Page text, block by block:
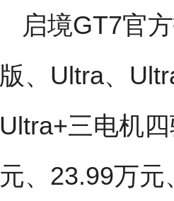
启境GT7官
版、Ultra、
Ultra+三电机
元、23.99万